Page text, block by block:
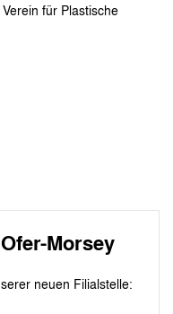
für Plastische
Morsey
neuen Filialstelle: